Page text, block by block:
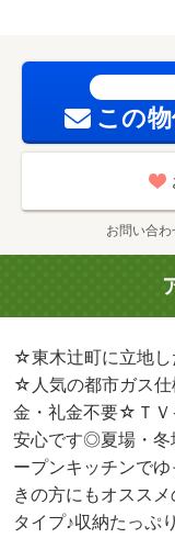
この
お問い合わ
☆東木辻町に立地し
☆人気の都市ガス仕
金・礼金不要☆ＴＶ
安心です◎夏場・
ープンキッチンで
きの方にもオスス
タイプ♪収納たっぷ